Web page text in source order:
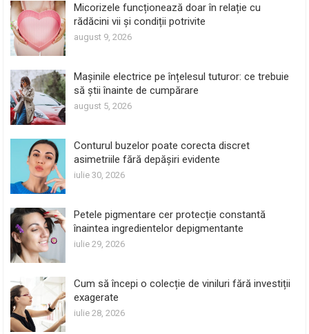
Micorizele funcționează doar în relație cu
rădăcini vii și condiții potrivite
august 9, 2026
Mașinile electrice pe înțelesul tuturor: ce trebuie
să știi înainte de cumpărare
august 5, 2026
Conturul buzelor poate corecta discret
asimetriile fără depășiri evidente
iulie 30, 2026
Petele pigmentare cer protecție constantă
înaintea ingredientelor depigmentante
iulie 29, 2026
Cum să începi o colecție de viniluri fără investiții
exagerate
iulie 28, 2026